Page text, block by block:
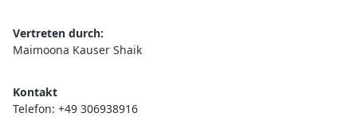
Vertreten durch:
Maimoona Kauser Shaik
Kontakt
Telefon: +49 306938916